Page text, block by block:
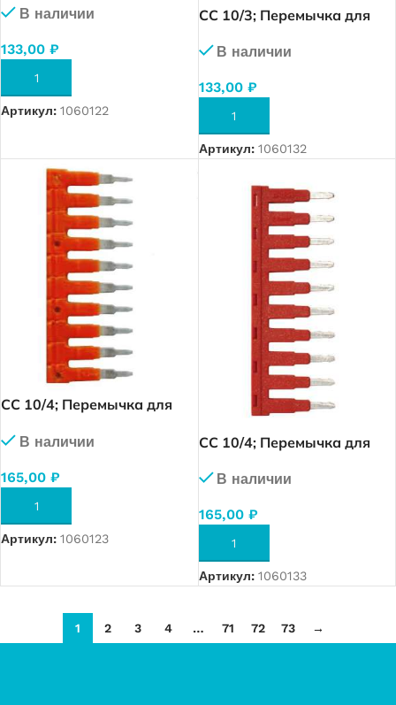
В наличии
133,00 ₽
В КОРЗИНУ
Артикул: 1060122
CC 10/3; Перемычка для
В наличии
133,00 ₽
В КОРЗИНУ
Артикул: 1060132
CC 10/4; Перемычка для
В наличии
165,00 ₽
В КОРЗИНУ
Артикул: 1060123
CC 10/4; Перемычка для
В наличии
165,00 ₽
В КОРЗИНУ
Артикул: 1060133
1 2 3 4 … 71 72 73 →